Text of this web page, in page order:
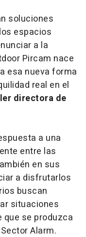
soluciones
espacios
a la
Pircam nace
esa nueva forma
real en el
directora de
a una
entre las
en sus
a disfrutarlos
buscan
situaciones
se produzca
Alarm.